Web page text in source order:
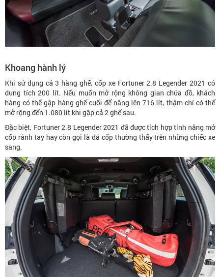
Khoang hành lý
Khi sử dụng cả 3 hàng ghế, cốp xe Fortuner 2.8 Legender 2021 có
dung tích 200 lít. Nếu muốn mở rộng không gian chứa đồ, khách
hàng có thể gập hàng ghế cuối để nâng lên 716 lít, thậm chí có thể
mở rộng đến 1.080 lít khi gập cả 2 ghế sau.
Đặc biệt, Fortuner 2.8 Legender 2021 đã được tích hợp tính năng mở
cốp rảnh tay hay còn gọi là đá cốp thường thấy trên những chiếc xe
sang.